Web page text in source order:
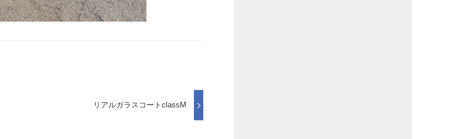
リアルガラスコートclassM